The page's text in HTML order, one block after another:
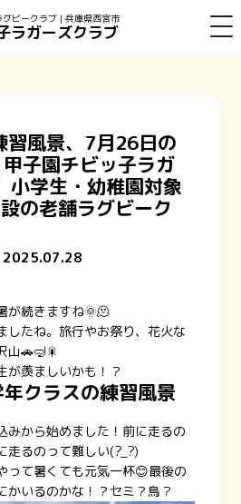
ビークラブ | 兵庫県西宮市
ラガーズクラブ
習風景、7月26日の
子園チビッ子ラガ
学生・幼稚園対象
の老舗ラグビーク
2025.07.28
が続きますね🌞🫠
したね。旅行やお祭り、花火な
山🚗🤿🎇
が羨ましいかも！？
クラスの練習風景
みから始めました！前に走るの
走るのって難しい(?_?)
って暑くても元気一杯😊最後の
かいるのかな！？セミ？鳥？